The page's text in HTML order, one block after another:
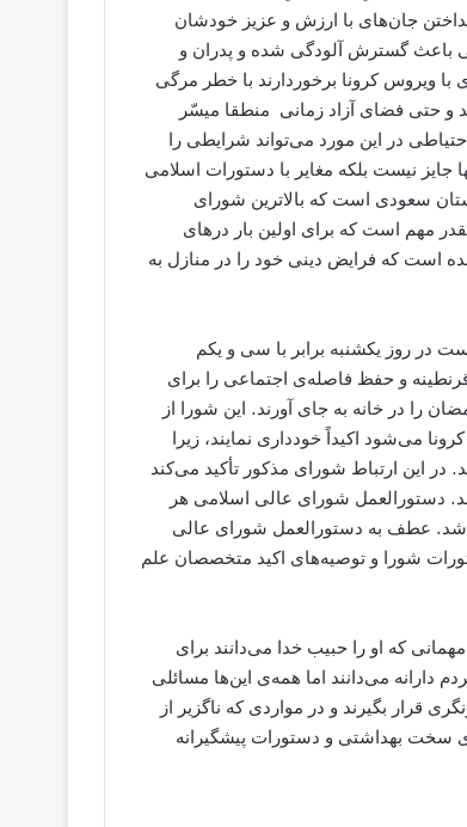
جان‌های با ارزش و عزیز خودشان
باعث گسترش آلودگی شده و پدران و
ویروس کرونا برخوردارند با خطر مرگی
و حتی فضای آزاد زمانی منطقا میسّر
در این مورد می‌تواند شرایطی را
جایز نیست بلکه مغایر با دستورات اسلامی
سعودی است که بالاترین شورای
مهم است که برای اولین بار درهای
است که فرایض دینی خود را در منازل به
در روز یکشنبه برابر با سی و یکم
و حفظ فاصله‌‌ی اجتماعی را برای
را در خانه به جای آورند. این شورا از
می‌شود اکیداً خودداری نمایند،‌ زیرا
این ارتباط شورای مذکور تأکید می‌کند
دستورالعمل شورای عالی اسلامی هر
عطف به دستورالعمل شورای عالی
شورا و توصیه‌های اکید متخصصان علم
که او را حبیب خدا می‌دانند برای
دارانه می‌دانند اما همه‌ی این‌ها مسائلی
قرار بگیرند و در مواردی که ناگزیر از
سخت بهداشتی و دستورات پیشگیرانه